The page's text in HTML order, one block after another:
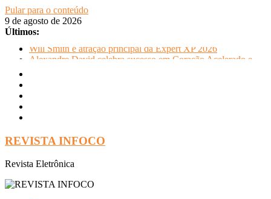
Pular para o conteúdo
9 de agosto de 2026
Últimos:
Will Smith é atração principal da Expert XP 2026
Alexandre David celebra sucesso em Coração Acelerado e
descontração
Oficinas gratuitas no Museu Nacional apresentam o processo
criativo do artista Vik Muniz
REVISTA INFOCO
Revista Eletrônica